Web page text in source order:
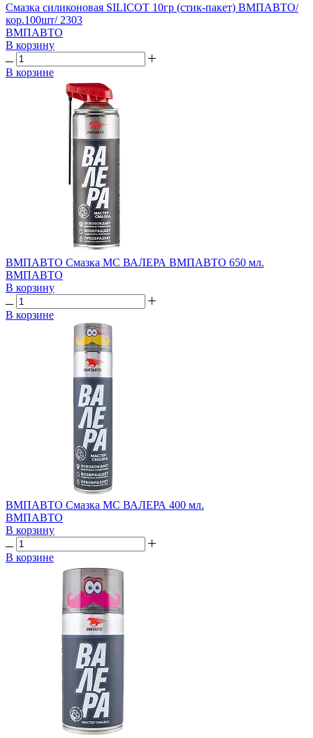
Смазка силиконовая SILICOT 10гр (стик-пакет) ВМПАВТО/
кор.100шт/ 2303
ВМПАВТО
В корзину
В корзине
ВМПАВТО Смазка МС ВАЛЕРА ВМПАВТО 650 мл.
ВМПАВТО
В корзину
В корзине
ВМПАВТО Смазка МС ВАЛЕРА 400 мл.
ВМПАВТО
В корзину
В корзине